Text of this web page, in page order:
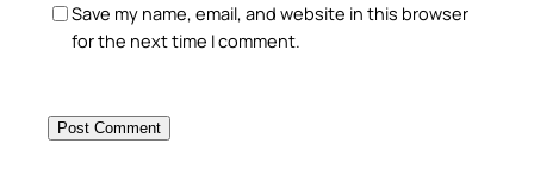
Save my name, email, and website in this browser
for the next time I comment.